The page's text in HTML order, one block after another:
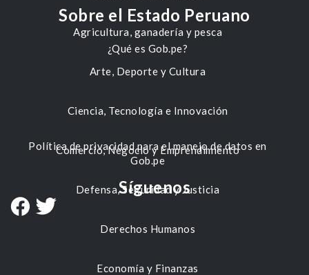
Agricultura, ganadería y pesca
Arte, Deporte y Cultura
Ciencia, Tecnología e Innovación
Comercio, Negocio y Emprendimiento
Defensa, Seguridad y Justicia
Derechos Humanos
Economía y Finanzas
Sobre el Estado Peruano
¿Qué es Gob.pe?
Política de privacidad para el manejo de datos en
Gob.pe
Síguenos